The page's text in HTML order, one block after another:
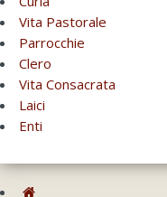
Vita Pastorale
Parrocchie
Clero
Vita Consacrata
Laici
Enti